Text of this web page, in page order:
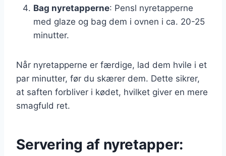
Bag nyretapperne: Pensl nyretapperne
med glaze og bag dem i ovnen i ca. 20-25
minutter.
Når nyretapperne er færdige, lad dem hvile i et
par minutter, før du skærer dem. Dette sikrer,
at saften forbliver i kødet, hvilket giver en mere
smagfuld ret.
Servering af nyretapper: